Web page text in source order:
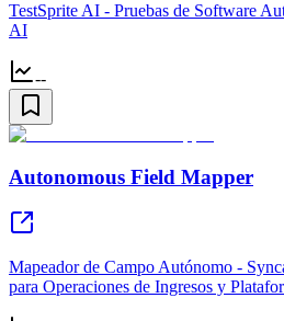
TestSprite AI - Pruebas de Software
AI
--
Autonomous Field Mapper
Mapeador de Campo Autónomo -
para Operaciones de Ingresos y